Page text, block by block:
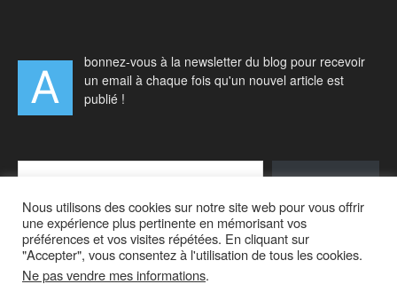
A
bonnez-vous à la newsletter du blog pour recevoir
un email à chaque fois qu'un nouvel article est
publié !
Type your email…
S'abonner
Accueil Actualités Vivre à Singapour
Nous utilisons des cookies sur notre site web pour vous offrir
une expérience plus pertinente en mémorisant vos
préférences et vos visites répétées. En cliquant sur
"Accepter", vous consentez à l'utilisation de tous les cookies.
Ne pas vendre mes informations.